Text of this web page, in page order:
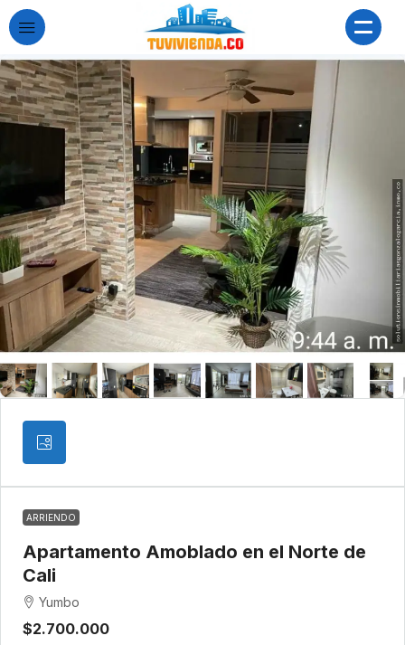
ARRIENDO
Apartamento Amoblado en el Norte de
Cali
Yumbo
$2.700.000